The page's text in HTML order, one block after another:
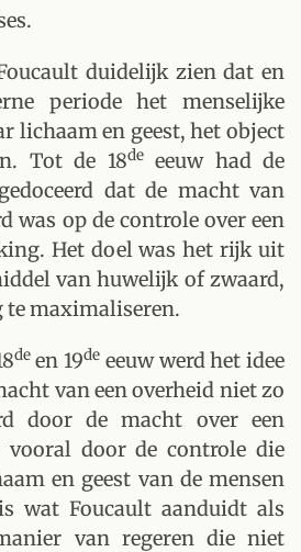
duidelijk zien dat en
periode het menselijke
lichaam en geest, het object
Tot de 18deeeuw had de
dat de macht van
was op de controle over een
Het doel was het rijk uit
van huwelijk of zwaard,
te maximaliseren.
deen 19de eeuw werd het idee
van een overheid niet zo
door de macht over een
door de controle die
en geest van de mensen
wat Foucault aanduidt als
van regeren die niet